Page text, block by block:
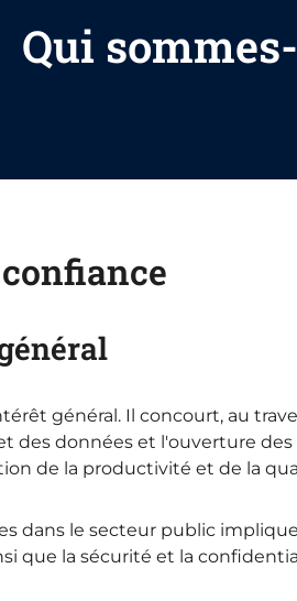
Qui
général. Il concourt, au
des données et l'ouverture
de la productivité et de la
dans le secteur public
que la sécurité et la